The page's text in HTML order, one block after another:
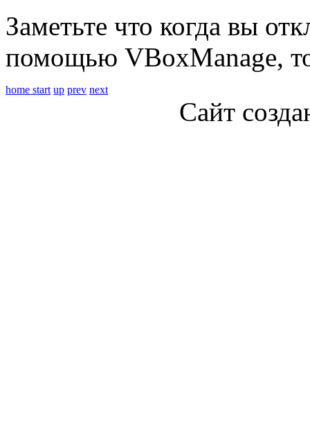
Заметьте что когда вы
помощью VBoxManage, то
home start up prev next
Сайт